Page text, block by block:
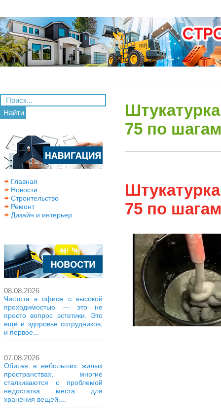
Найти
Главная
Новости
Строительство
Ремонт
Дизайн и интерьер
08.08.2026
Чистота в офисе с высокой
проходимостью — это не
просто вопрос эстетики. Это
ещё и здоровье сотрудников,
и первое...
07.08.2026
Обитая в небольших жилых
пространствах, многие
сталкиваются с проблемой
недостатка места для
хранения вещей....
75 по шагам
75 по шагам